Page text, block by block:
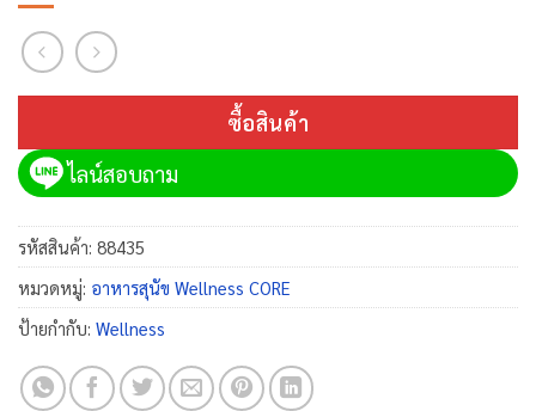
ซื้อสินค้า
ไลน์สอบถาม
รหัสสินค้า: 88435
หมวดหมู่: อาหารสุนัข Wellness CORE
ป้ายกำกับ: Wellness